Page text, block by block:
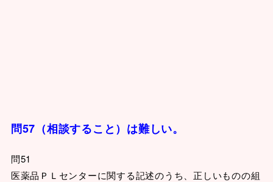
問57（相談すること）は難しい。
問51
医薬品ＰＬセンターに関する記述のうち、正しいものの組